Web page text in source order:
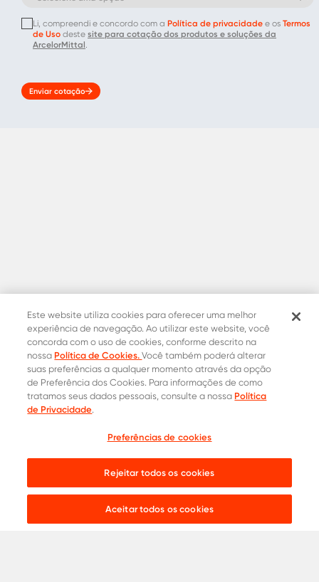
Li, compreendi e concordo com a Política de privacidade e os Termos
de Uso deste site para cotação dos produtos e soluções da
ArcelorMittal.
Enviar cotação
Contatos Oficiais
Onde comprar
Live chat:
Este website utiliza cookies para oferecer uma melhor
experiência de navegação. Ao utilizar este website, você
concorda com o uso de cookies, conforme descrito na
nossa Política de Cookies.Você também poderá alterar
suas preferências a qualquer momento através da opção
de Preferência dos Cookies. Para informações de como
tratamos seus dados pessoais, consulte a nossa Política
de Privacidade.
Preferências de cookies
Rejeitar todos os cookies
Aceitar todos os cookies